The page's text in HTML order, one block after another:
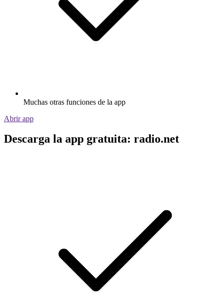
Muchas otras funciones de la app
Abrir app
Descarga la app gratuita: radio.net